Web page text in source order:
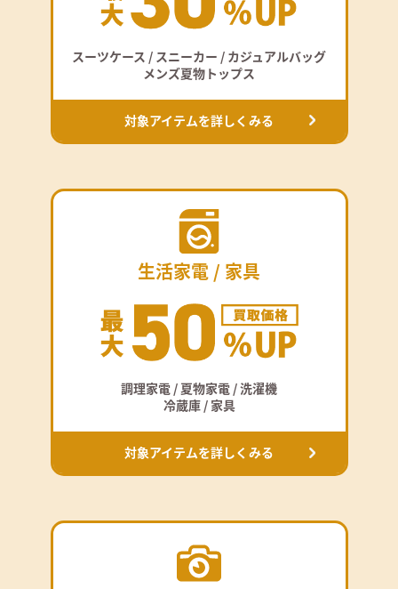
スーツケース / スニーカー / カジュアルバッグ
メンズ夏物トップス
対象アイテムを詳しくみる
生活家電 / 家具
調理家電 / 夏物家電 / 洗濯機
冷蔵庫 / 家具
対象アイテムを詳しくみる